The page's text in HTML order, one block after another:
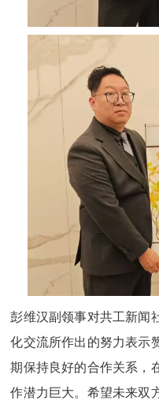
彭维汉副领事对共工新闻
化交流所作出的努力表示
期保持良好的合作关系，
作潜力巨大。希望未来双